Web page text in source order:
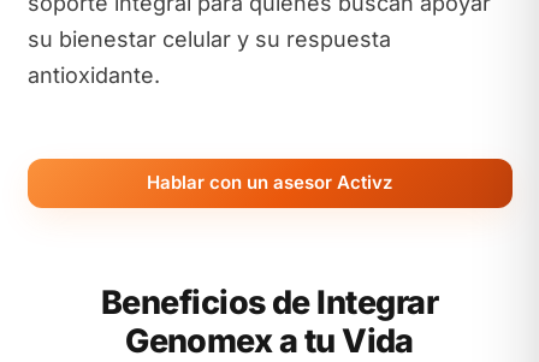
su bienestar celular y su respuesta
antioxidante.
Hablar con un asesor Activz
Beneficios de Integrar
Genomex a tu Vida